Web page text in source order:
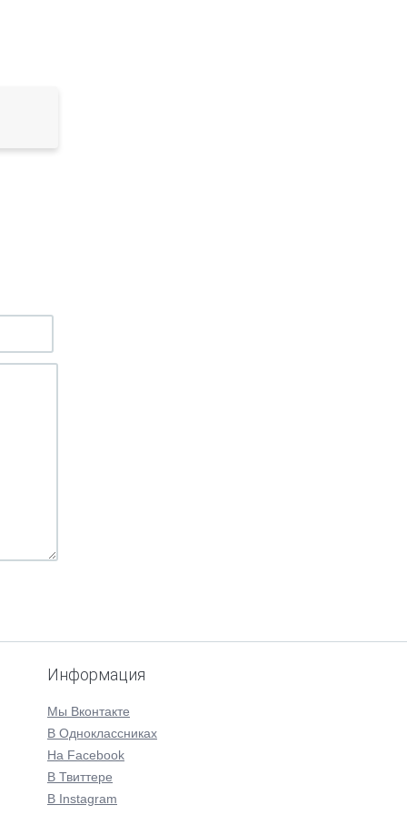
Информация
Мы Вконтакте
В Одноклассниках
На Facebook
В Твиттере
В Instagram